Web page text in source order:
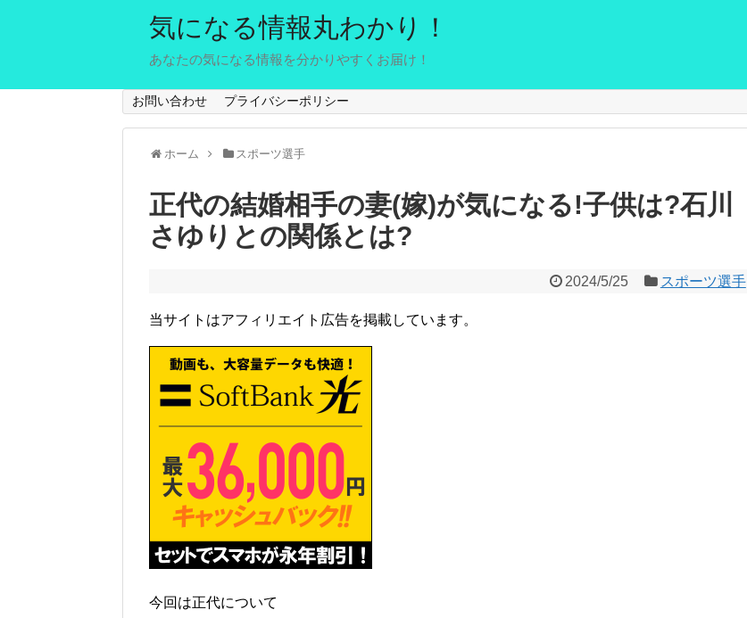
気になる情報丸わかり！
あなたの気になる情報を分かりやすくお届け！
お問い合わせ プライバシーポリシー
ホーム スポーツ選手
正代の結婚相手の妻(嫁)が気になる!子供は?石川
さゆりとの関係とは?
2024/5/25 スポーツ選手
当サイトはアフィリエイト広告を掲載しています。
今回は正代について